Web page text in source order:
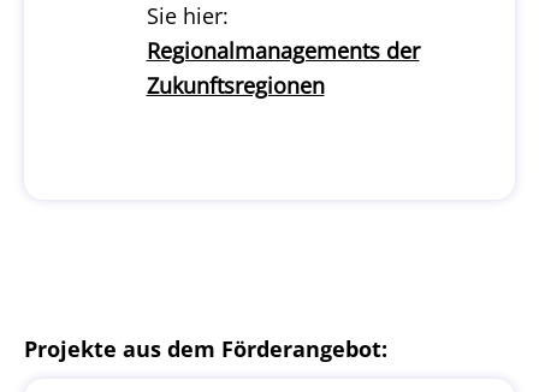
Sie hier:
Regionalmanagements der
Zukunftsregionen
Projekte aus dem Förderangebot: